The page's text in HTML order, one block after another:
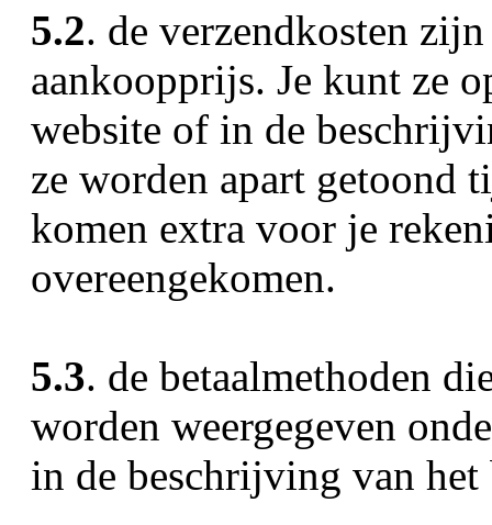
5.2. de verzendkosten
aankoopprijs. Je kunt ze
website of in de
ze worden apart getoond
komen extra voor je
overeengekomen.
5.3. de betaalmethoden
worden weergegeven
in de beschrijving van